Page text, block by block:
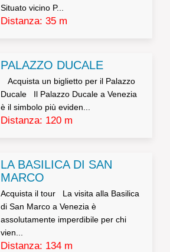
Situato vicino P...
Distanza: 35 m
PALAZZO DUCALE
Acquista un biglietto per il Palazzo
Ducale Il Palazzo Ducale a Venezia
è il simbolo più eviden...
Distanza: 120 m
LA BASILICA DI SAN
MARCO
Acquista il tour La visita alla Basilica
di San Marco a Venezia è
assolutamente imperdibile per chi
vien...
Distanza: 134 m